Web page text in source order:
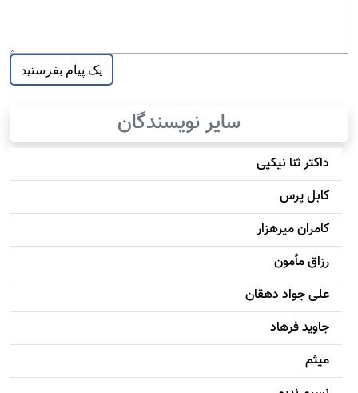
سایر نویسندگان
داکتر ثنا نیکپی
کابل پرس
کامران میرهزار
رزاق مأمون
علی جواد دهقان
جاويد فرهاد
میثم